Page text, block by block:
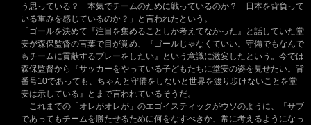
う思っている？ 本気でチームのために戦っているのか？ 日本を背負って
いる重みを感じているのか？」と言われたという。
「ゴールを決めて『注目を集めることしか考えてなかった』と話していた堂
安が森保監督の言葉で目が覚め、『ゴールじゃなくていい。守備でもなんで
もチームに貢献するプレーをしたい』という意識に激変したという。今では
森保監督から『サッカーをやっている子どもたちに堂安の姿を見せたい。背
番号10であっても、ちゃんと守備をしないと世界を渡り歩けないことを堂
安は示している』とまで言われているそうだ。
これまでの「オレがオレが」のエゴイスティックがウソのように、「サブ
であってもチームを勝たせるために何をなすべきか、常に考えるようになっ